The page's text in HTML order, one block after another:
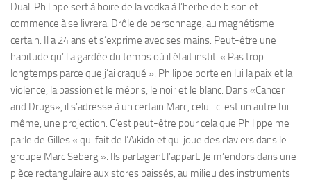
Dual. Philippe sert à boire de la vodka à l’herbe de bison et
commence à se livrera. Drôle de personnage, au magnétisme
certain. Il a 24 ans et s’exprime avec ses mains. Peut-être une
habitude qu’il a gardée du temps où il était instit. « Pas trop
longtemps parce que j’ai craqué ». Philippe porte en lui la paix et la
violence, la passion et le mépris, le noir et le blanc. Dans «Cancer
and Drugs», il s’adresse à un certain Marc, celui-ci est un autre Iui
même, une projection. C’est peut-être pour cela que Philippe me
parle de Gilles « qui fait de l’Aïkido et qui joue des claviers dans le
groupe Marc Seberg ». Ils partagent l’appart. Je m’endors dans une
pièce rectangulaire aux stores baissés, au milieu des instruments